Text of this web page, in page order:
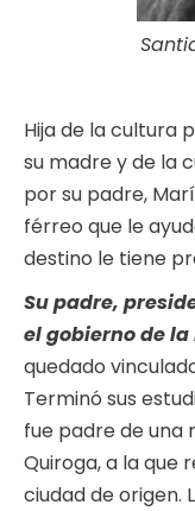
Hija de la cultura
su madre y de la
por su padre,
férreo que le
destino le tiene
Su padre,
el gobierno de
quedado
Terminó sus
fue padre de una
Quiroga, a la que
ciudad de origen.